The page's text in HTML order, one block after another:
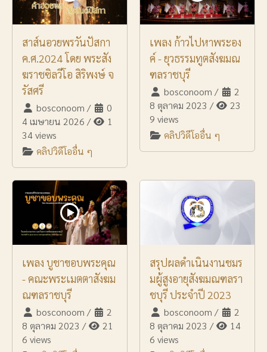
สาส์นอวยพรวันปัสกา
ค.ศ.2024 โดย พระสัง
ฆราชซิลวีโอ สิริพงษ์ จ
รัสศรี
bosconoom /
0
4 เมษายน 2026 /
1
34 views
คลิปวิดีโออื่น ๆ
เพลง ก้าวไปหาพระอง
ค์ - ยุวธรรมทูตสังฆมณ
ฑลราชบุรี
bosconoom /
2
8 ตุลาคม 2023 /
23
9 views
คลิปวิดีโออื่น ๆ
เพลง บูชาขอบพระคุณ
- คณะพระเมตตาสังฆม
ณฑลราชบุรี
bosconoom /
2
8 ตุลาคม 2023 /
21
6 views
สรุปผลดำเนินงานชมร
มผู้สูงอายุสังฆมณฑลรา
ชบุรี ประจำปี 2023
bosconoom /
2
8 ตุลาคม 2023 /
14
6 views